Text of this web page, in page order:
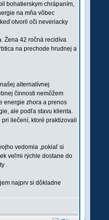
bohatierskym chrápaním,
na mňa vôbec
otvoril oči neveriacky
Źena 42 ročná recidíva
na prechode hrudnej a
alternatívnej
činnosti nemôžem
energie zhora a prenos
ale podľa stavu klienta.
liečení, ktoré praktizovali
vedomia ,pokiaľ si
veľmi rýchle dostane do
.
najprv si dôkladne